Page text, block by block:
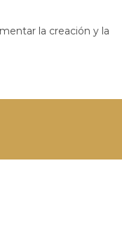
la creación y la